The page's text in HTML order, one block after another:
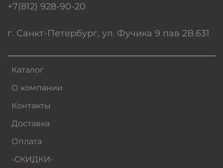
Каталог
О компании
Контакты
Доставка
Оплата
-СКИДКИ-
+7(812) 928-90-20
г. Санкт-Петербург, ул. Фучика 9 пав 2В.631